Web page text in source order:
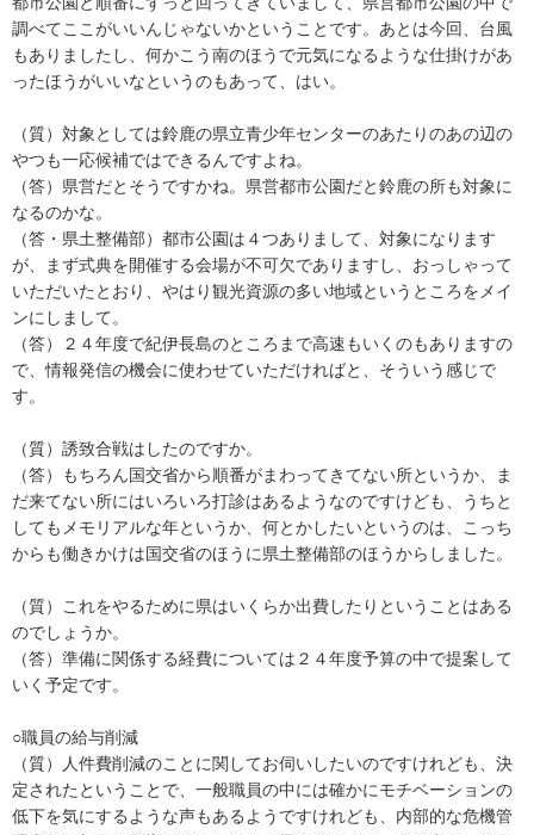
調べてここがいいんじゃないかということです。あとは今回、台風
もありましたし、何かこう南のほうで元気になるような仕掛けがあ
ったほうがいいなというのもあって、はい。
（質）対象としては鈴鹿の県立青少年センターのあたりのあの辺の
やつも一応候補ではできるんですよね。
（答）県営だとそうですかね。県営都市公園だと鈴鹿の所も対象に
なるのかな。
（答・県土整備部）都市公園は４つありまして、対象になります
が、まず式典を開催する会場が不可欠でありますし、おっしゃって
いただいたとおり、やはり観光資源の多い地域というところをメイ
ンにしまして。
（答）２４年度で紀伊長島のところまで高速もいくのもありますの
で、情報発信の機会に使わせていただければと、そういう感じで
す。
（質）誘致合戦はしたのですか。
（答）もちろん国交省から順番がまわってきてない所というか、ま
だ来てない所にはいろいろ打診はあるようなのですけども、うちと
してもメモリアルな年というか、何とかしたいというのは、こっち
からも働きかけは国交省のほうに県土整備部のほうからしました。
（質）これをやるために県はいくらか出費したりということはある
のでしょうか。
（答）準備に関係する経費については２４年度予算の中で提案して
いく予定です。
○職員の給与削減
（質）人件費削減のことに関してお伺いしたいのですけれども、決
定されたということで、一般職員の中には確かにモチベーションの
低下を気にするような声もあるようですけれども、内部的な危機管